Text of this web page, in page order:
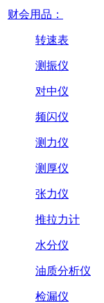
财会用品：
转速表
测振仪
对中仪
频闪仪
测力仪
测厚仪
张力仪
推拉力计
水分仪
油质分析仪
检漏仪